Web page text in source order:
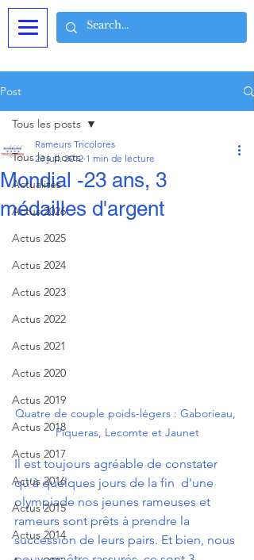
Post
Tous les posts
Actualités
Actus 2026
Actus 2025
Actus 2024
Actus 2023
Actus 2022
Actus 2021
Actus 2020
Actus 2019
Actus 2018
Actus 2017
Actus 2016
Actus 2015
Actus 2014
Tous les posts
Mondial -23 ans, 3
médailles d'argent
Rameurs Tricolores
23 juil. 2012 1 min de lecture
Quatre de couple poids-légers : Gaborieau,
Piqueras, Lecomte et Jaunet
Il est toujours agréable de constater
qu'à quelques jours de la fin  d'une
olympiade nos jeunes rameuses et
rameurs sont prêts à prendre la
succession de leurs pairs. Et bien, nous